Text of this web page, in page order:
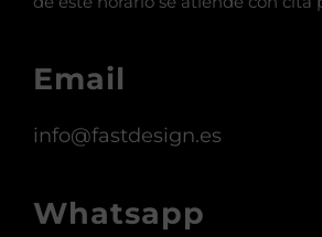
Email
info@fastdesign.es
Whatsapp